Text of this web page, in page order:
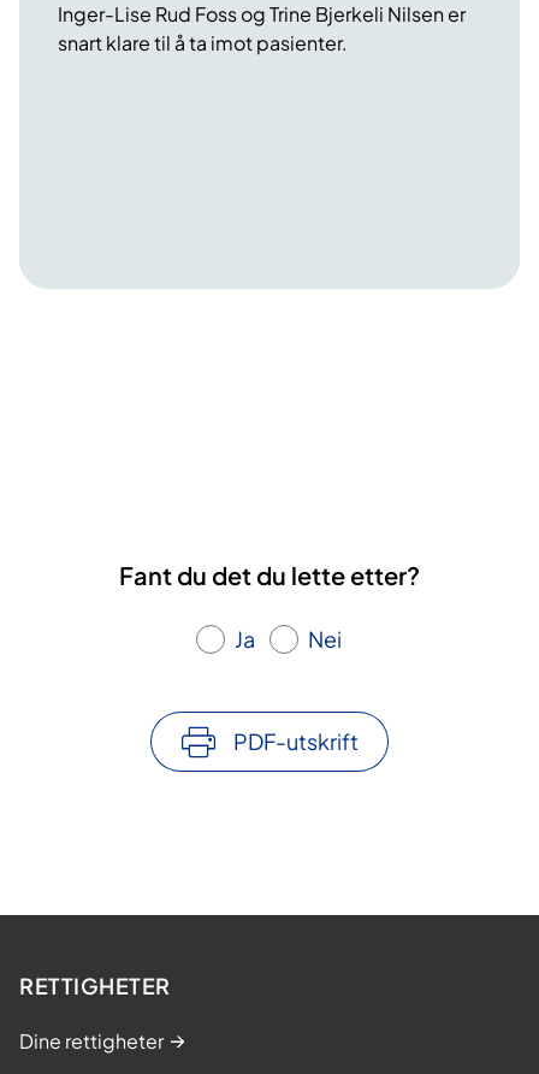
Inger-Lise Rud Foss og Trine Bjerkeli Nilsen er
snart klare til å ta imot pasienter.
Fant du det du lette etter?
Ja Nei
PDF-utskrift
RETTIGHETER
Dine rettigheter